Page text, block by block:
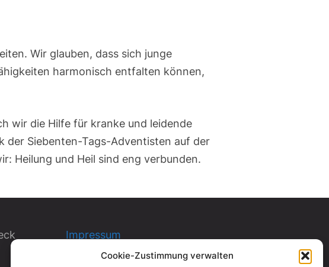
Cookie-Zustimmung verwalten
Wir glauben, dass sich junge
harmonisch entfalten können,
wir die Hilfe für kranke und leidende
der Siebenten-Tags-Adventisten auf der
Heilung und Heil sind eng verbunden.
Impressum
Datenschutzerklärung